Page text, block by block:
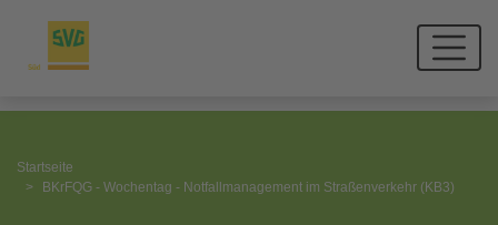
Startseite
BKrFQG - Wochentag - Notfallmanagement im Straßenverkehr (KB3)